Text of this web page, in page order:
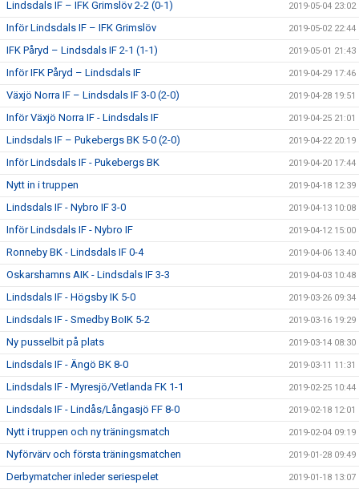
Lindsdals IF – IFK Grimslöv 2-2 (0-1) 2019-05-04 23:02
Inför Lindsdals IF – IFK Grimslöv 2019-05-02 22:44
IFK Påryd – Lindsdals IF 2-1 (1-1) 2019-05-01 21:43
Inför IFK Påryd – Lindsdals IF 2019-04-29 17:46
Växjö Norra IF – Lindsdals IF 3-0 (2-0) 2019-04-28 19:51
Inför Växjö Norra IF - Lindsdals IF 2019-04-25 21:01
Lindsdals IF – Pukebergs BK 5-0 (2-0) 2019-04-22 20:19
Inför Lindsdals IF - Pukebergs BK 2019-04-20 17:44
Nytt in i truppen 2019-04-18 12:39
Lindsdals IF - Nybro IF 3-0 2019-04-13 10:08
Inför Lindsdals IF - Nybro IF 2019-04-12 15:00
Ronneby BK - Lindsdals IF 0-4 2019-04-06 13:40
Oskarshamns AIK - Lindsdals IF 3-3 2019-04-03 10:48
Lindsdals IF - Högsby IK 5-0 2019-03-26 09:34
Lindsdals IF - Smedby BoIK 5-2 2019-03-16 19:29
Ny pusselbit på plats 2019-03-14 08:30
Lindsdals IF - Ängö BK 8-0 2019-03-11 11:31
Lindsdals IF - Myresjö/Vetlanda FK 1-1 2019-02-25 10:44
Lindsdals IF - Lindås/Långasjö FF 8-0 2019-02-18 12:01
Nytt i truppen och ny träningsmatch 2019-02-04 09:19
Nyförvärv och första träningsmatchen 2019-01-28 09:49
Derbymatcher inleder seriespelet 2019-01-18 13:07